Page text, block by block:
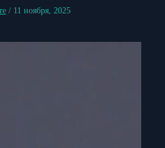
/ 11 ноября, 2025